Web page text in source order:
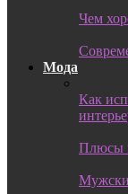
Чем
Мода
Как
Плюсы